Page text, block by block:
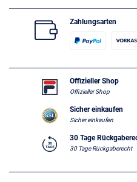
Zahlungsarten
Offizieller Shop
Offizieller Shop
Sicher einkaufen
Sicher einkaufen
30 Tage
30 Tage Rückgaberecht